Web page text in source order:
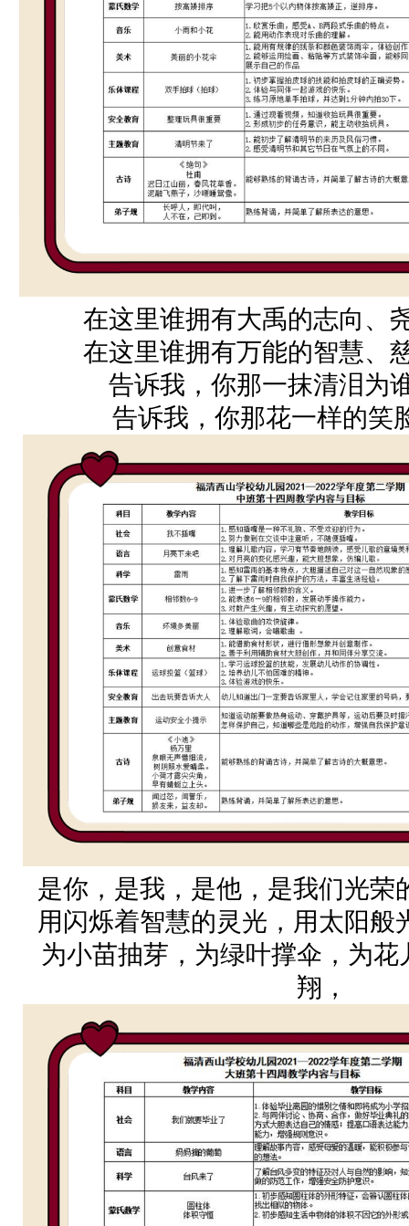
在这里谁拥有大禹的志
在这里谁拥有万能的智
告诉我，你那一抹清
告诉我，你那花一样的笑
是你，是我，是他，是我们
用闪烁着智慧的灵光，用太
为小苗抽芽，为绿叶撑伞，为
翔，